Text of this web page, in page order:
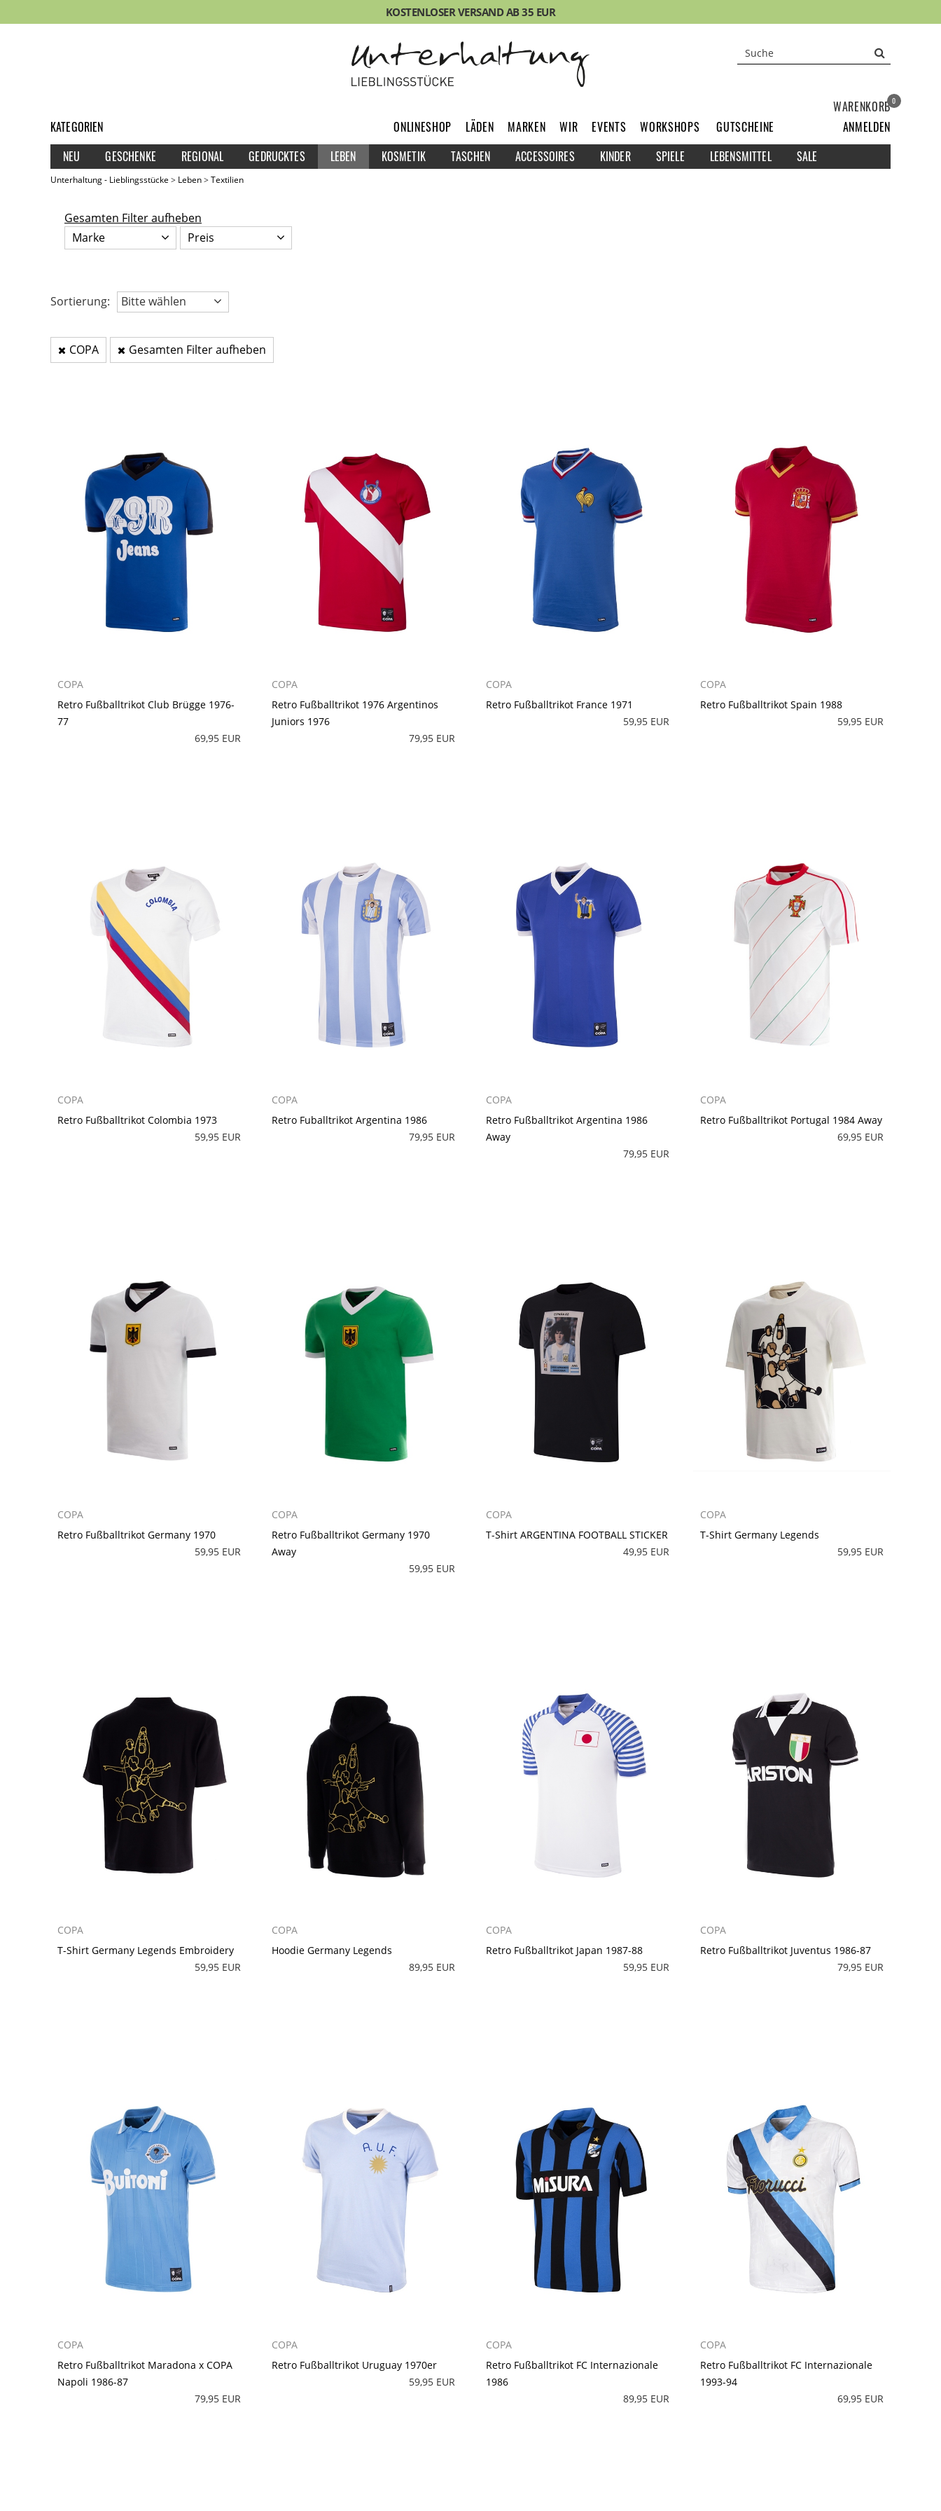
KOSTENLOSER VERSAND AB 35 EUR
KATEGORIEN
NEU
GESCHENKE REGIONAL GEDRUCKTES LEBEN KOSMETIK TASCHEN ACCESSOIRES KINDER SPIELE LEBENSMITTEL SALE
ONLINESHOP LÄDEN MARKEN WIR EVENTS WORKSHOPS GUTSCHEINE
WARENKORB0
ANMELDEN
Unterhaltung - Lieblingsstücke Leben Textilien
Gesamten Filter aufheben
Marke
Preis
Sortierung: Bitte wählen
COPA Gesamten Filter aufheben
COPA
Retro Fußballtrikot Club Brügge 1976-
77
69,95 EUR
COPA
Retro Fußballtrikot 1976 Argentinos
Juniors 1976
79,95 EUR
COPA
Retro Fußballtrikot France 1971
59,95 EUR
COPA
Retro Fußballtrikot Spain 1988
59,95 EUR
COPA
Retro Fußballtrikot Colombia 1973
59,95 EUR
COPA
Retro Fuballtrikot Argentina 1986
79,95 EUR
COPA
Retro Fußballtrikot Argentina 1986
Away
79,95 EUR
COPA
Retro Fußballtrikot Portugal 1984 Away
69,95 EUR
COPA
Retro Fußballtrikot Germany 1970
59,95 EUR
COPA
Retro Fußballtrikot Germany 1970
Away
59,95 EUR
COPA
T-Shirt ARGENTINA FOOTBALL STICKER
49,95 EUR
COPA
T-Shirt Germany Legends
59,95 EUR
COPA
T-Shirt Germany Legends Embroidery
59,95 EUR
COPA
Hoodie Germany Legends
89,95 EUR
COPA
Retro Fußballtrikot Japan 1987-88
59,95 EUR
COPA
Retro Fußballtrikot Juventus 1986-87
79,95 EUR
COPA
Retro Fußballtrikot Maradona x COPA
Napoli 1986-87
79,95 EUR
COPA
Retro Fußballtrikot Uruguay 1970er
59,95 EUR
COPA
Retro Fußballtrikot FC Internazionale
1986
89,95 EUR
COPA
Retro Fußballtrikot FC Internazionale
1993-94
69,95 EUR